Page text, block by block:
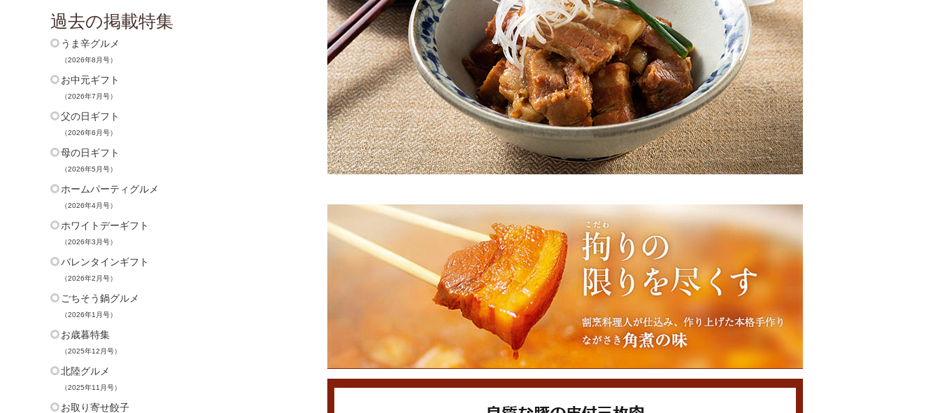
過去の掲載特集
うま辛グルメ
（2026年8月号）
お中元ギフト
（2026年7月号）
父の日ギフト
（2026年6月号）
母の日ギフト
（2026年5月号）
ホームパーティグルメ
（2026年4月号）
ホワイトデーギフト
（2026年3月号）
バレンタインギフト
（2026年2月号）
ごちそう鍋グルメ
（2026年1月号）
お歳暮特集
（2025年12月号）
北陸グルメ
（2025年11月号）
お取り寄せ餃子